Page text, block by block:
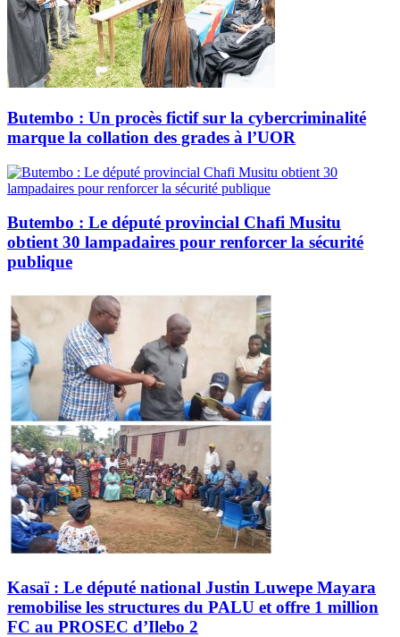
Butembo : Un procès fictif sur la cybercriminalité
marque la collation des grades à l’UOR
Butembo : Le député provincial Chafi Musitu
obtient 30 lampadaires pour renforcer la sécurité
publique
Kasaï : Le député national Justin Luwepe Mayara
remobilise les structures du PALU et offre 1 million
FC au PROSEC d’Ilebo 2